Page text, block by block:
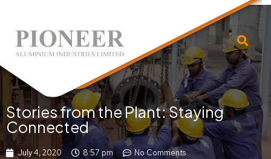
Stories from the Plant: Staying
Connected
July 4, 2020 8:57 pm No Comments